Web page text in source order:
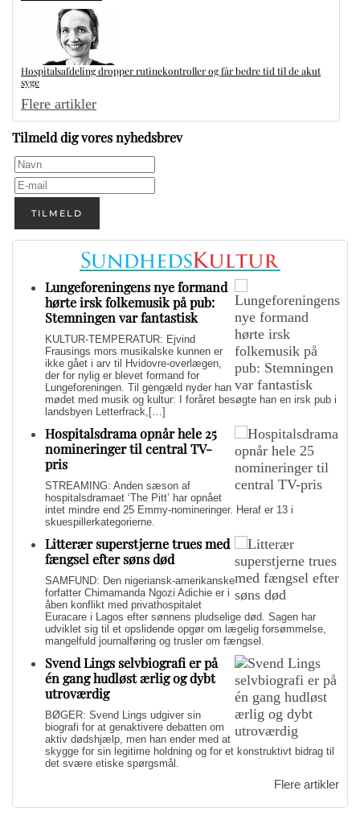
Hospitalsafdeling dropper rutinekontroller og får bedre tid til de akut
syge
Flere artikler
Tilmeld dig vores nyhedsbrev
TILMELD
Lungeforeningens nye formand
hørte irsk folkemusik på pub:
Stemningen var fantastisk
KULTUR-TEMPERATUR: Ejvind
Frausings mors musikalske kunnen er
ikke gået i arv til Hvidovre-overlægen,
der for nylig er blevet formand for
Lungeforeningen. Til gengæld nyder han
mødet med musik og kultur: I foråret besøgte han en irsk pub i
landsbyen Letterfrack,[…]
Hospitalsdrama opnår hele 25
nomineringer til central TV-
pris
STREAMING: Anden sæson af
hospitalsdramaet ‘The Pitt’ har opnået
intet mindre end 25 Emmy-nomineringer. Heraf er 13 i
skuespillerkategorierne.
Litterær superstjerne trues med
fængsel efter søns død
SAMFUND: Den nigeriansk-amerikanske
forfatter Chimamanda Ngozi Adichie er i
åben konflikt med privathospitalet
Euracare i Lagos efter sønnens pludselige død. Sagen har
udviklet sig til et opslidende opgør om lægelig forsømmelse,
mangelfuld journalføring og trusler om fængsel.
Svend Lings selvbiografi er på
én gang hudløst ærlig og dybt
utroværdig
BØGER: Svend Lings udgiver sin
biografi for at genaktivere debatten om
aktiv dødshjælp, men han ender med at
skygge for sin legitime holdning og for et konstruktivt bidrag til
det svære etiske spørgsmål.
Flere artikler